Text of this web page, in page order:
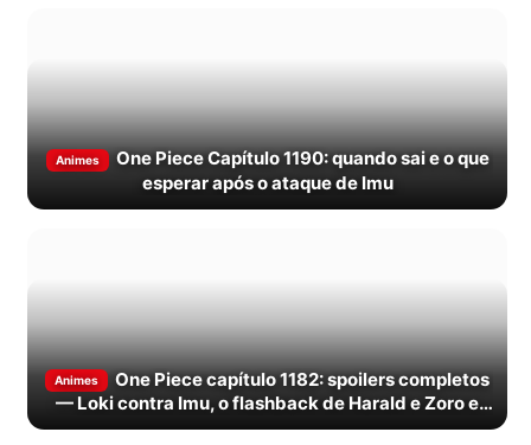
Animes
One Piece Capítulo 1190: quando sai e o que
esperar após o ataque de Imu
Animes
One Piece capítulo 1182: spoilers completos
— Loki contra Imu, o flashback de Harald e Zoro e
Sanji de pé